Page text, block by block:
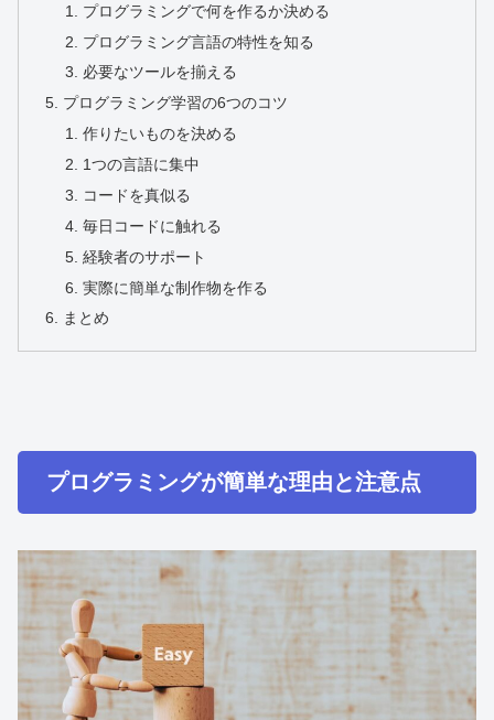
プログラミングで何を作るか決める
プログラミング言語の特性を知る
必要なツールを揃える
プログラミング学習の6つのコツ
作りたいものを決める
1つの言語に集中
コードを真似る
毎日コードに触れる
経験者のサポート
実際に簡単な制作物を作る
まとめ
プログラミングが簡単な理由と注意点